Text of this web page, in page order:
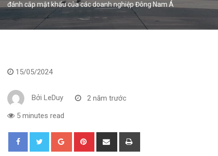
đánh cắp mật khẩu của các doanh nghiệp Đông Nam Á
15/05/2024
Bởi LeDuy 2 năm trước
5 minutes read
o
i
h
r